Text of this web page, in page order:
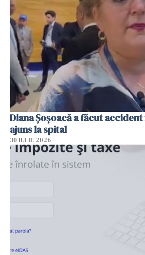
Diana Șoșoacă a făcut
ajuns la spital
30 IULIE 2026